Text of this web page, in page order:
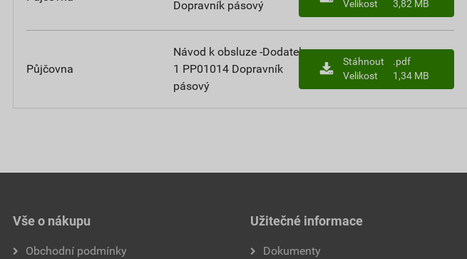
Dopravník pásový
Velikost
3,82 MB
Půjčovna
Návod k obsluze -Dodatek
1 PP01014 Dopravník
pásový
Stáhnout
.pdf
Velikost
1,34 MB
Vše o nákupu
Obchodní podmínky
Užitečné informace
Dokumenty